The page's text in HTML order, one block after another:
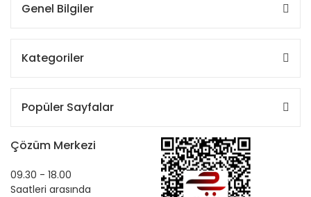
Genel Bilgiler
Kategoriler
Popüler Sayfalar
Çözüm Merkezi
09.30 - 18.00
Saatleri arasında